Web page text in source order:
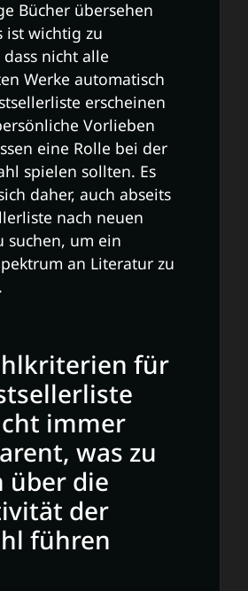
Bücher übersehen
ist wichtig zu
nicht alle
Werke automatisch
erscheinen
Vorlieben
eine Rolle bei der
spielen sollten. Es
daher, auch abseits
nach neuen
suchen, um ein
an Literatur zu
für
immer
was zu
über die
der
führen